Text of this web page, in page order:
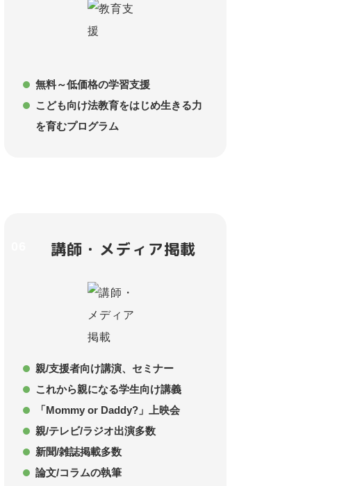
無料～低価格の学習支援
こども向け法教育をはじめ生きる力
を育むプログラム
講師・メディア掲載
親/支援者向け講演、セミナー
これから親になる学生向け講義
「Mommy or Daddy?」上映会
親/テレビ/ラジオ出演多数
新聞/雑誌掲載多数
論文/コラムの執筆